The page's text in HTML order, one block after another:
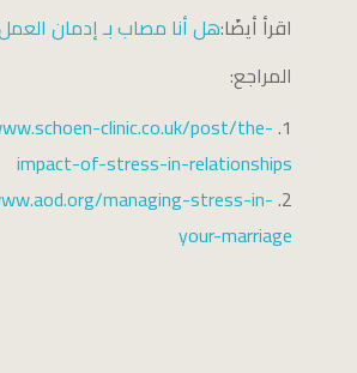
اقرأ أيضًا:هل أنا مصاب بـ إدمان
المراجع:
clinic.co.uk/post/the-
impact-of-stress-in-relationships
managing-stress-in-
your-marriage